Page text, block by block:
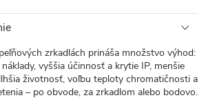
zrkadlách prináša množstvo výhod:
vyššia účinnosť a krytie IP, menšie
životnosť, voľbu teploty chromatičnosti a
– po obvode, za zrkadlom alebo bodovo.